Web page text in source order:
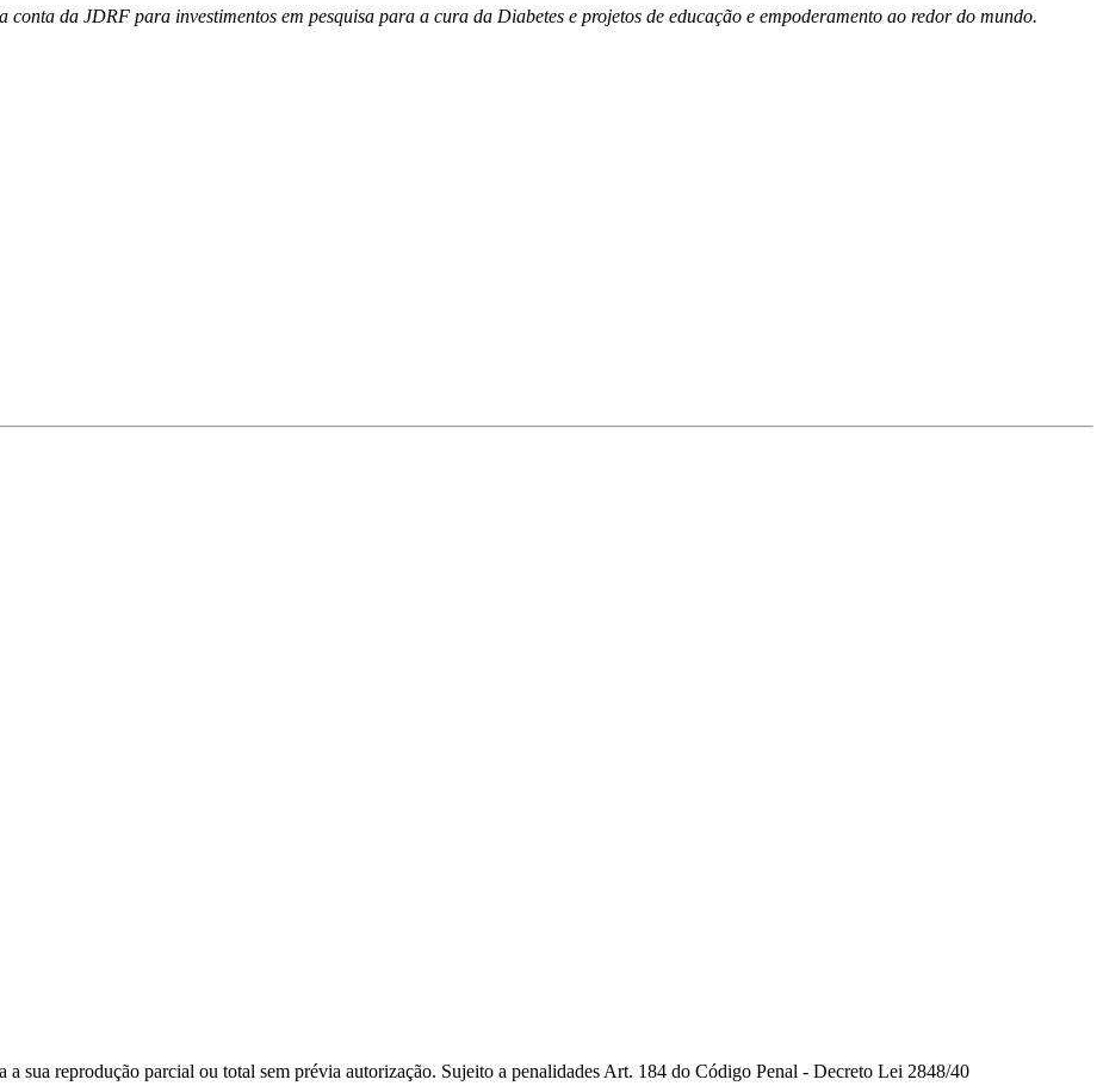
da JDRF para investimentos em pesquisa para a cura da Diabetes e projetos de educação e empoderamento ao redor do mundo.
sua reprodução parcial ou total sem prévia autorização. Sujeito a penalidades Art. 184 do Código Penal - Decreto Lei 2848/40